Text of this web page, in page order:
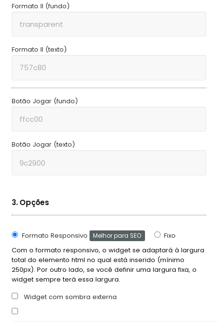
Formato II (fundo)
Formato II (texto)
Botão Jogar (fundo)
Botão Jogar (texto)
3. Opções
Formato Responsivo Melhor para SEO
Fixo
Com o formato responsivo, o widget se adaptará à largura
total do elemento html no qual está inserido (mínimo
250px). Por outro lado, se você definir uma largura fixa, o
widget sempre terá essa largura.
Widget com sombra externa